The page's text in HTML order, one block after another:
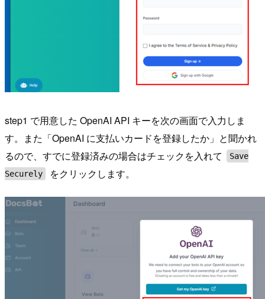
step1 で用意した OpenAI API キーを次の画面で入力しま
す。また「OpenAI に支払いカードを登録したか」と聞かれ
るので、すでに登録済みの場合はチェックを入れて
Save
Securely
をクリックします。